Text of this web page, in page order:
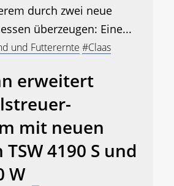
durch zwei neue
überzeugen: Eine...
und Futterernte #Claas
erweitert
mit neuen
4190 S und
W